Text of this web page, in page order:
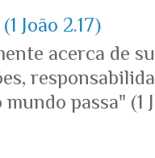
João 2.17)
acerca de
passa" (1